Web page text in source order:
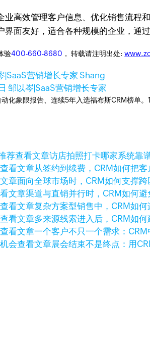
高效管理客户信息、优化销售流程
面友好，适合各种规模的企业，通
验400-660-8680 ， 转载请注明出处:
|SaaS营销增长专家 Shang
邹以岑|SaaS营销增长专家
化象限报告、连续5年入选福布斯CRM榜单
查看文章访店拍照打卡哪家系统靠
查看文章从签约到续费，CRM如何把
章面向全球市场时，CRM如何支撑跨
文章渠道与直销并行时，CRM如何
查看文章复杂方案型销售中，CRM如
查看文章多来源线索进入后，CRM如
查看文章一个客户不只一个需求：
查看文章展会结束不是终点：用